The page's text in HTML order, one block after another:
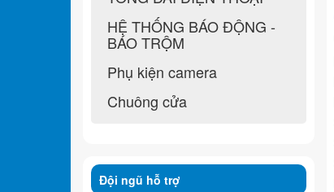
HỆ THỐNG BÁO ĐỘNG -
BÁO TRỘM
Phụ kiện camera
Chuông cửa
Đội ngũ hỗ trợ